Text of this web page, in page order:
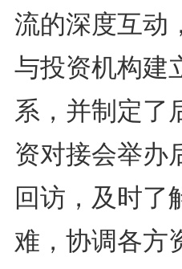
流的深度互动
与投资机构建
系，并制定了
资对接会举办
回访，及时了
难，协调各方